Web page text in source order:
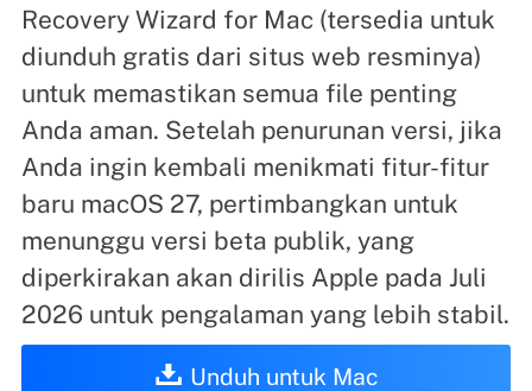
Recovery Wizard for Mac (tersedia untuk
diunduh gratis dari situs web resminya)
untuk memastikan semua file penting
Anda aman. Setelah penurunan versi, jika
Anda ingin kembali menikmati fitur-fitur
baru macOS 27, pertimbangkan untuk
menunggu versi beta publik, yang
diperkirakan akan dirilis Apple pada Juli
2026 untuk pengalaman yang lebih stabil.
Unduh untuk Mac